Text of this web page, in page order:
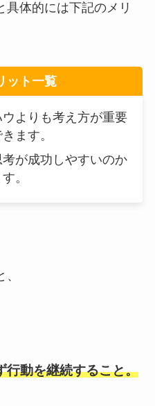
体的には下記のメリ
ット一覧
よりも考え方が重要
ます。
が成功しやすいのか
。
行動を継続すること。